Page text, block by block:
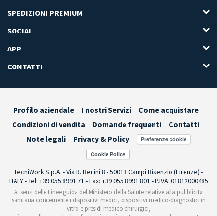
SPEDIZIONI PREMIUM
SOCIAL
APP
CONTATTI
Profilo aziendale I nostri Servizi
Come acquistare
Condizioni di vendita
Domande frequenti
Contatti
Note legali
Privacy & Policy Preferenze cookie
TecniWork S.p.A. - Via R. Benini 8 - 50013 Campi Bisenzio (Firenze) -
ITALY - Tel: +39 055.8991.71 - Fax: +39 055.8991.801 - P.IVA: 01812000485
Ai sensi delle Linee guida del Ministero della Salute relative alla pubblicità
sanitaria concernente i dispositivi medici, dispositivi medico-diagnostici in
vitro e presidi medico chirurgici,